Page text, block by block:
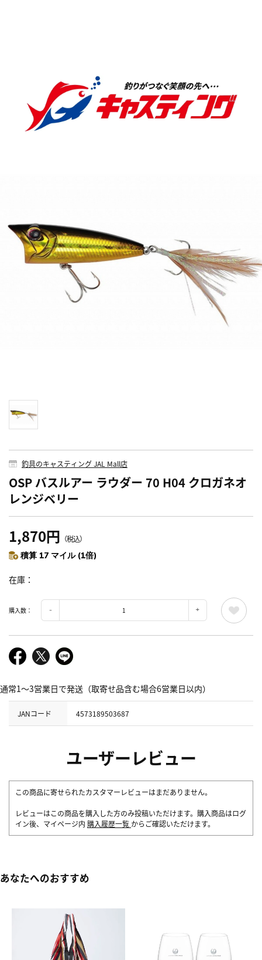
釣具のキャスティング JAL Mall店
OSP バスルアー ラウダー 70 H04 クロガネオ
レンジベリー
1,870円 （税込）
積算 17 マイル (1倍)
在庫
購入数：
通常1～3営業日で発送（取寄せ品含む場合6営業日以内）
JANコード 4573189503687
ユーザーレビュー
この商品に寄せられたカスタマーレビューはまだありません。
レビューはこの商品を購入した方のみ投稿いただけます。購入商品はログ
イン後、マイページ内 購入履歴一覧 からご確認いただけます。
あなたへのおすすめ